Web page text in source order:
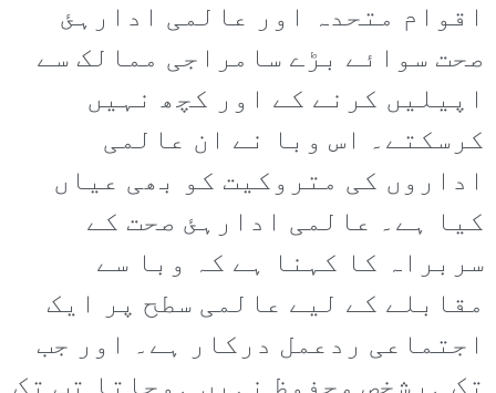
اقوام متحدہ اور عالمی ادارہئ
صحت سوائے بڑے سامراجی ممالک سے
اپیلیں کرنے کے اور کچھ نہیں
کرسکتے۔ اس وبا نے ان عالمی
اداروں کی متروکیت کو بھی عیاں
کیا ہے۔ عالمی ادارہئ صحت کے
سربراہ کا کہنا ہے کہ وبا سے
مقابلے کے لیے عالمی سطح پر ایک
اجتماعی ردعمل درکار ہے۔ اور جب